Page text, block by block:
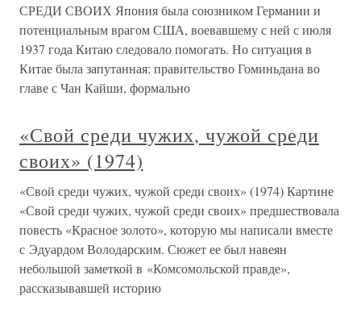
СРЕДИ СВОИХ Япония была союзником Германии и
потенциальным врагом США, воевавшему с ней с июля
1937 года Китаю следовало помогать. Но ситуация в
Китае была запутанная: правительство Гоминьдана во
главе с Чан Кайши, формально
«Свой среди чужих, чужой среди
своих» (1974)
«Свой среди чужих, чужой среди своих» (1974) Картине
«Свой среди чужих, чужой среди своих» предшествовала
повесть «Красное золото», которую мы написали вместе
с Эдуардом Володарским. Сюжет ее был навеян
небольшой заметкой в «Комсомольской правде»,
рассказывавшей историю